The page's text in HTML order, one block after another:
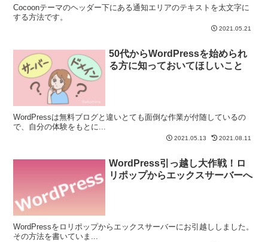
Cocoonテーマのヘッダー下にある通知エリアのテキストを太文字に
する方法です。
2021.05.21
50代からWordPressを始められ
る方に知っておいてほしいこと
WordPressは無料ブログと違いとても面倒な作業が付随しているの
で、自分の体験をもとに...
2021.05.13 2021.08.11
WordPress引っ越し大作戦！ロ
リポップからエックスサーバーへ
WordPressをロリポップからエックスサーバーにお引越ししました。
その方法を書いていま...